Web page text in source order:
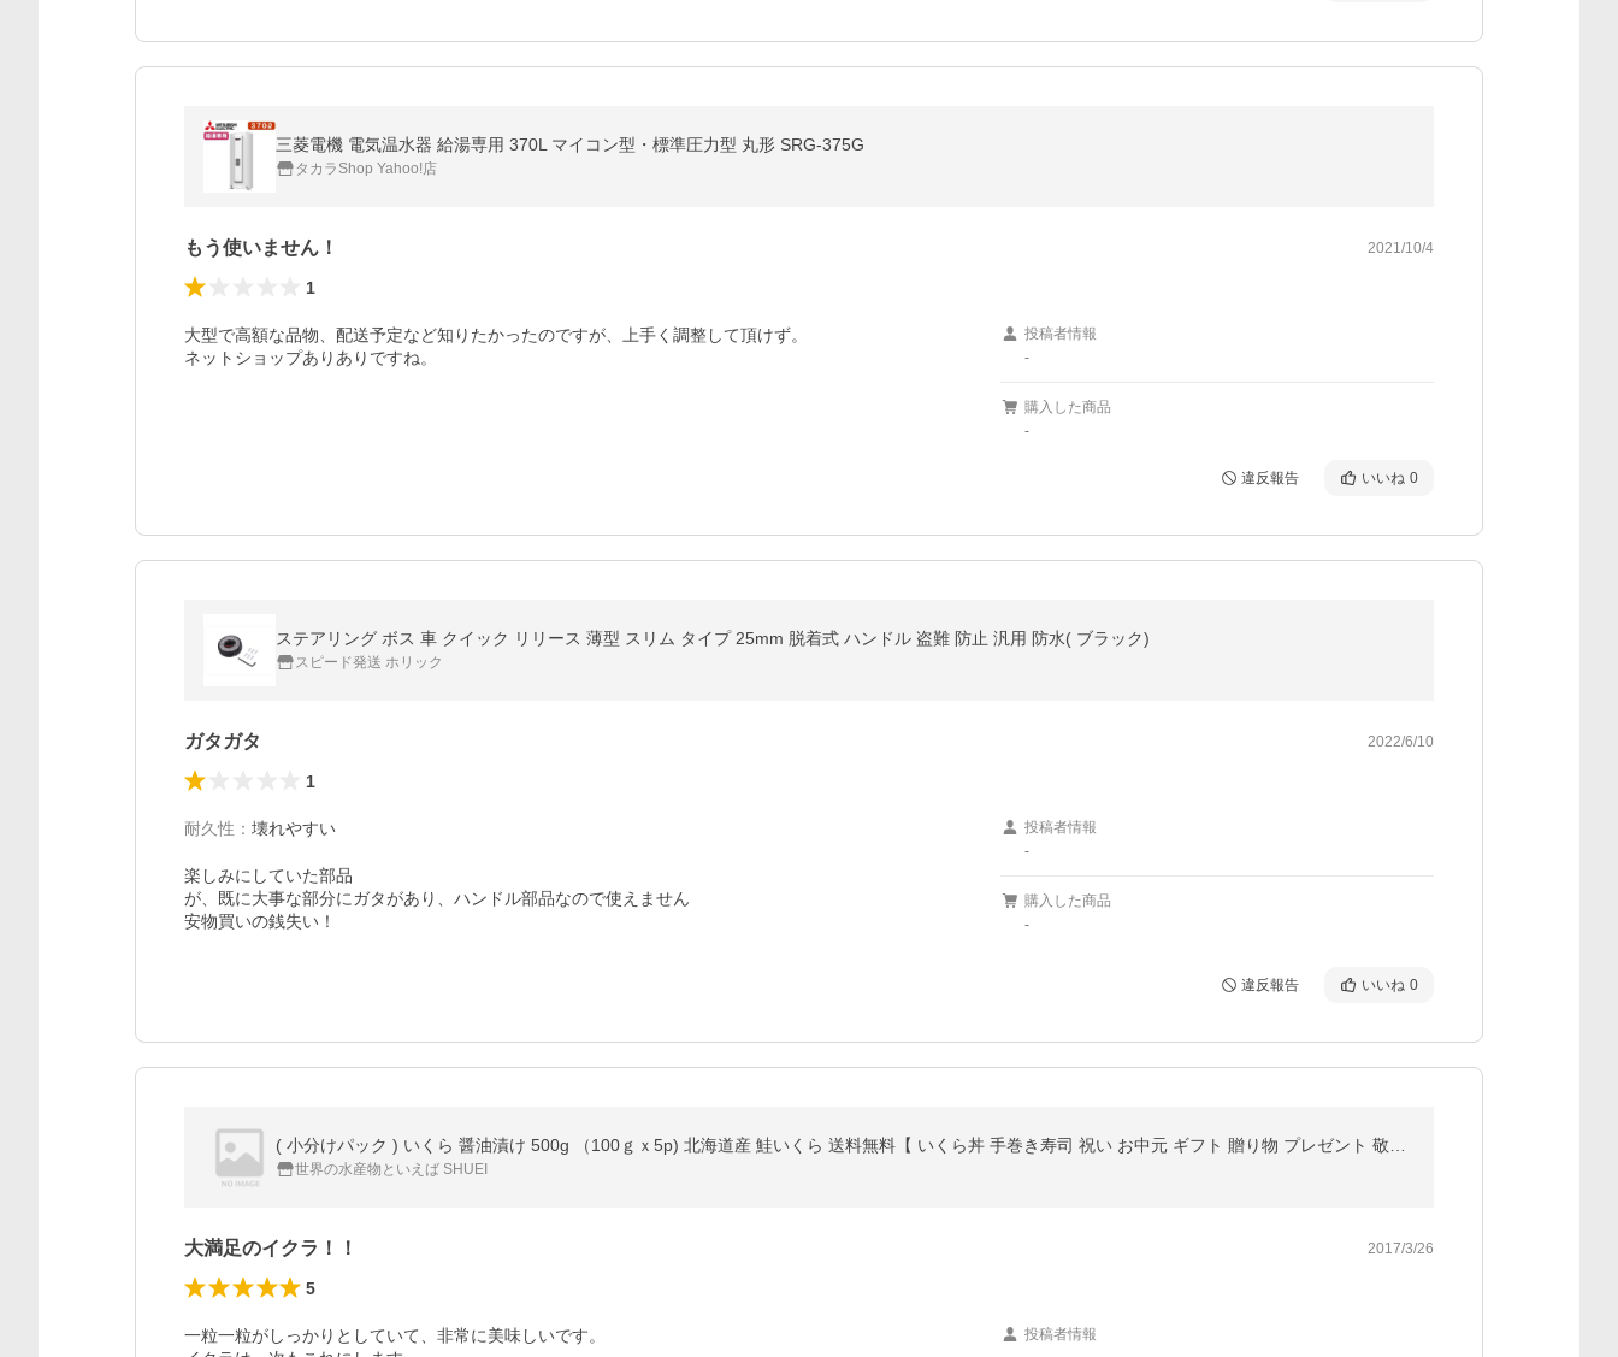
三菱電機 電気温水器 給湯専用 370L マイコン型・標準圧力型 丸形 SRG-375G
タカラShop Yahoo!店
もう使いません！ 2021/10/4
1
大型で高額な品物、配送予定など知りたかったのですが、上手く調整して頂けず。
ネットショップありありですね。
投稿者情報
-
購入した商品
-
違反報告 いいね 0
ステアリング ボス 車 クイック リリース 薄型 スリム タイプ 25mm 脱着式 ハンドル 盗難 防止 汎用 防水( ブラック)
スピード発送 ホリック
ガタガタ 2022/6/10
1
耐久性 ： 壊れやすい
楽しみにしていた部品
が、既に大事な部分にガタがあり、ハンドル部品なので使えません
安物買いの銭失い！
投稿者情報
-
購入した商品
-
違反報告 いいね 0
世界の水産物といえば SHUEI
大満足のイクラ！！ 2017/3/26
5
一粒一粒がしっかりとしていて、非常に美味しいです。
投稿者情報